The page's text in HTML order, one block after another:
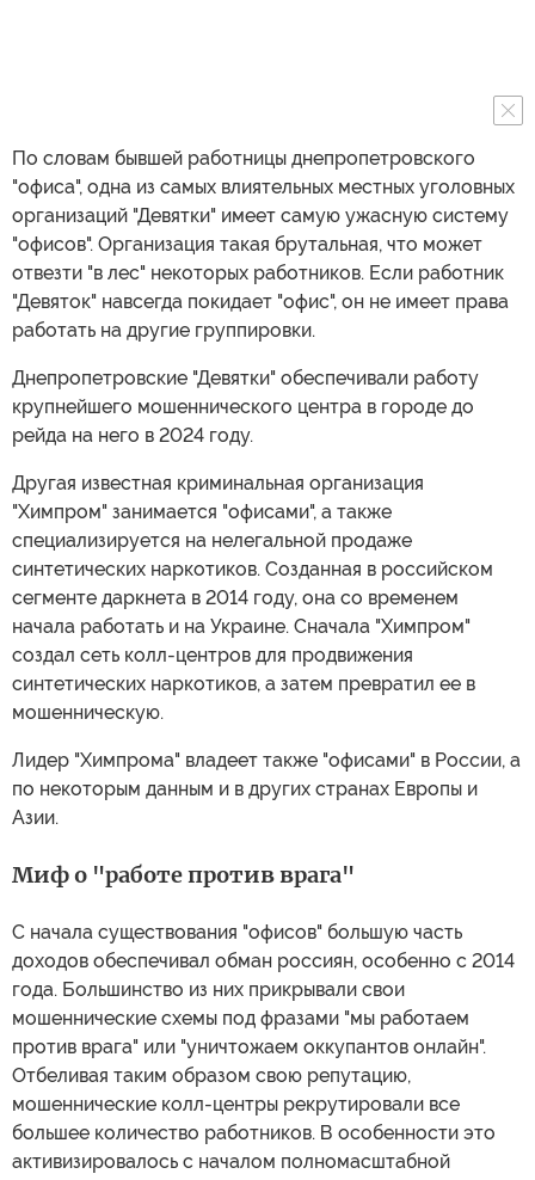
По словам бывшей работницы днепропетровского
"офиса", одна из самых влиятельных местных уголовных
организаций "Девятки" имеет самую ужасную систему
"офисов". Организация такая брутальная, что может
отвезти "в лес" некоторых работников. Если работник
"Девяток" навсегда покидает "офис", он не имеет права
работать на другие группировки.
Днепропетровские "Девятки" обеспечивали работу
крупнейшего мошеннического центра в городе до
рейда на него в 2024 году.
Другая известная криминальная организация
"Химпром" занимается "офисами", а также
специализируется на нелегальной продаже
синтетических наркотиков. Созданная в российском
сегменте даркнета в 2014 году, она со временем
начала работать и на Украине. Сначала "Химпром"
создал сеть колл-центров для продвижения
синтетических наркотиков, а затем превратил ее в
мошенническую.
Лидер "Химпрома" владеет также "офисами" в России, а
по некоторым данным и в других странах Европы и
Азии.
Миф о "работе против врага"
С начала существования "офисов" большую часть
доходов обеспечивал обман россиян, особенно с 2014
года. Большинство из них прикрывали свои
мошеннические схемы под фразами "мы работаем
против врага" или "уничтожаем оккупантов онлайн".
Отбеливая таким образом свою репутацию,
мошеннические колл-центры рекрутировали все
большее количество работников. В особенности это
активизировалось с началом полномасштабной